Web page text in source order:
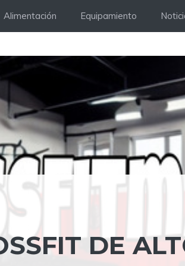
Alimentación Equipamiento
DE